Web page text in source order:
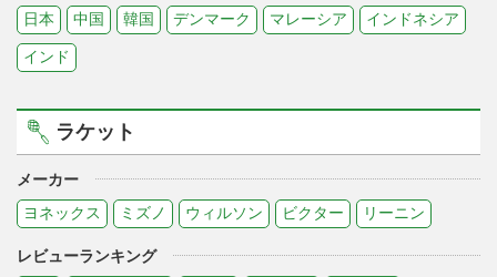
日本
中国 韓国 デンマーク マレーシア インドネシア
インド
ラケット
メーカー
ヨネックス
ミズノ ウィルソン ビクター リーニン
レビューランキング